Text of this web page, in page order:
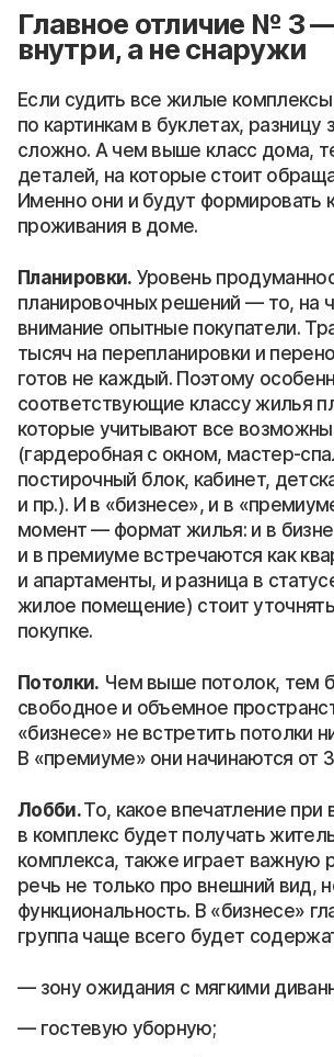
Главное отличие № 3
внутри, а не снаружи
Если судить все жилые
по картинкам в буклетах, разницу
сложно. А чем выше класс дома,
деталей, на которые стоит
Именно они и будут формировать
проживания в доме.
Планировки. Уровень
планировочных решений — то, на
внимание опытные покупатели.
тысяч на перепланировки и
готов не каждый. Поэтому
соответствующие классу жилья
которые учитывают все
(гардеробная с окном, мастер-
постирочный блок, кабинет,
и пр.). И в «бизнесе», и в
момент — формат жилья: и в
и в премиуме встречаются как
и апартаменты, и разница в
жилое помещение) стоит
покупке.
Потолки. Чем выше потолок, тем
свободное и объемное
«бизнесе» не встретить потолки
В «премиуме» они начинаются от
Лобби.То, какое впечатление при
в комплекс будет получать
комплекса, также играет важную
речь не только про внешний вид,
функциональность. В «бизнесе»
группа чаще всего будет
зону ожидания с мягкими
гостевую уборную;